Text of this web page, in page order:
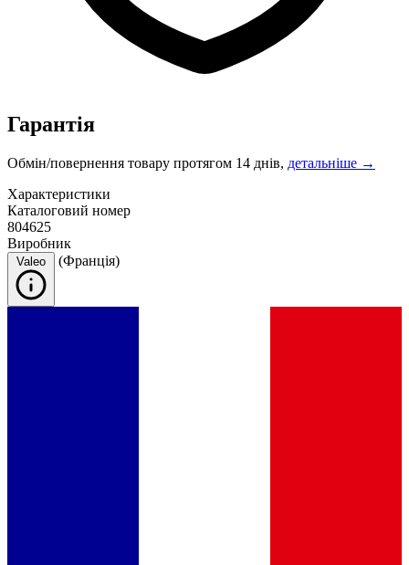
Гарантія
Обмін/повернення товару протягом 14 днів, детальніше →
Характеристики
Каталоговий номер
804625
Виробник
(Франція)